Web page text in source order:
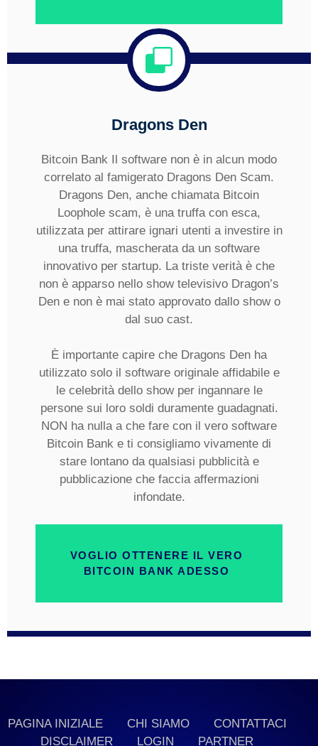
Dragons Den
Bitcoin Bank Il software non è in alcun modo
correlato al famigerato Dragons Den Scam.
Dragons Den, anche chiamata Bitcoin
Loophole scam, è una truffa con esca,
utilizzata per attirare ignari utenti a investire in
una truffa, mascherata da un software
innovativo per startup. La triste verità è che
non è apparso nello show televisivo Dragon’s
Den e non è mai stato approvato dallo show o
dal suo cast.
È importante capire che Dragons Den ha
utilizzato solo il software originale affidabile e
le celebrità dello show per ingannare le
persone sui loro soldi duramente guadagnati.
NON ha nulla a che fare con il vero software
Bitcoin Bank e ti consigliamo vivamente di
stare lontano da qualsiasi pubblicità e
pubblicazione che faccia affermazioni
infondate.
VOGLIO OTTENERE IL VERO
BITCOIN BANK ADESSO
PAGINA INIZIALE CHI SIAMO
CONTATTACI
DISCLAIMER
LOGIN PARTNER